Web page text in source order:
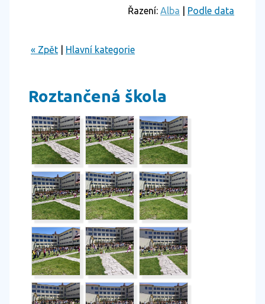
Řazení: Alba Podle data
« Zpět Hlavní kategorie
Roztančená škola